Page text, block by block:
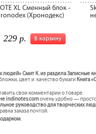
XL Сменный блок -
(Хронодекс)
В корзину
229 р.
Смит К. из раздела Записные
цвет и качество бумаги Книга
свои комментарии о товаре.
indinotes.comочень удобно —
руководство для творческих
заказа почтой.
.